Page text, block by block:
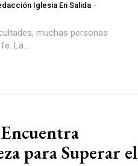
Iglesia En Salida -
muchas personas
La...
para Superar el